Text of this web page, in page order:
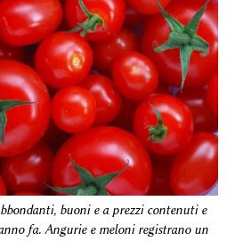
buoni e a prezzi contenuti e
fa. Angurie e meloni registrano un